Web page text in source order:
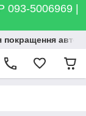
5006969 |